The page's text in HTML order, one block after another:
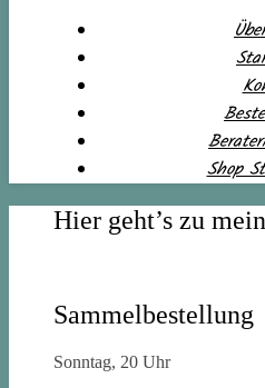
Shop
Hier geht’s zu
Sammelbestellung
Sonntag, 20 Uhr